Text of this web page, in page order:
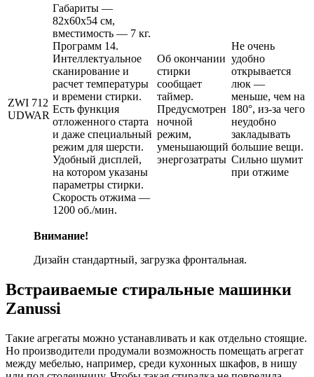
ZWI 712
UDWAR
Габариты —
82х60х54 см,
вместимость — 7 кг.
Программ 14.
Интеллектуальное
сканирование и
расчет температуры
и времени стирки.
Есть функция
отложенного старта
и даже специальный
режим для шерсти.
Удобный дисплей,
на котором указаны
параметры стирки.
Скорость отжима —
1200 об./мин.
Об окончании
стирки
сообщает
таймер.
Предусмотрен
ночной
режим,
уменьшающий
энергозатраты
Не очень
удобно
открывается
люк —
меньше, чем на
180°, из-за чего
неудобно
закладывать
большие вещи.
Сильно шумит
при отжиме
Внимание!
Дизайн стандартный, загрузка фронтальная.
Встраиваемые стиральные машинки
Zanussi
Такие агрегаты можно устанавливать и как отдельно стоящие.
Но производители продумали возможность помещать агрегат
между мебелью, например, среди кухонных шкафов, в нишу